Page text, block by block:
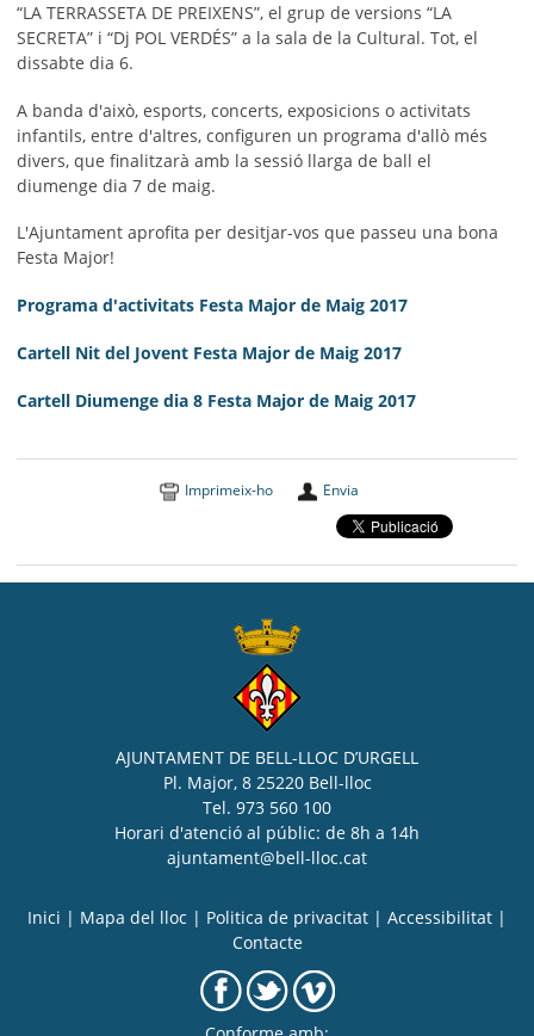
“LA TERRASSETA DE PREIXENS”, el grup de versions “LA
SECRETA” i “Dj POL VERDÉS” a la sala de la Cultural. Tot, el
dissabte dia 6.
A banda d'això, esports, concerts, exposicions o activitats
infantils, entre d'altres, configuren un programa d'allò més
divers, que finalitzarà amb la sessió llarga de ball el
diumenge dia 7 de maig.
L'Ajuntament aprofita per desitjar-vos que passeu una bona
Festa Major!
Programa d'activitats Festa Major de Maig 2017
Cartell Nit del Jovent Festa Major de Maig 2017
Cartell Diumenge dia 8 Festa Major de Maig 2017
Imprimeix-ho Envia
AJUNTAMENT DE BELL-LLOC D’URGELL
Pl. Major, 8 25220 Bell-lloc
Tel. 973 560 100
Horari d'atenció al públic: de 8h a 14h
ajuntament@bell-lloc.cat
Inici Mapa del lloc Politica de privacitat Accessibilitat
Contacte